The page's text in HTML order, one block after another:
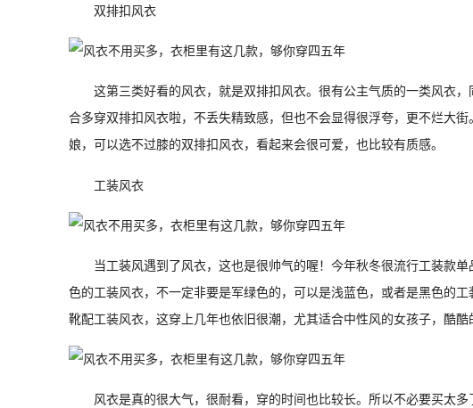
双排扣风衣
这第三类好看的风衣，就是双排扣风衣。很有公主气质的一类风衣
合多穿双排扣风衣啦，不丢失精致感，但也不会显得很浮夸，更不烂大
娘，可以选不过膝的双排扣风衣，看起来会很可爱，也比较有质感。
工装风衣
当工装风遇到了风衣，这也是很帅气的喔！今年秋冬很流行工装款
色的工装风衣，不一定非要是军绿色的，可以是浅蓝色，或者是黑色的
靴配工装风衣，这穿上几年也依旧很潮，尤其适合中性风的女孩子，酷酷
风衣是真的很大气，很耐看，穿的时间也比较长。所以不必要买太